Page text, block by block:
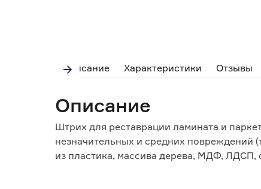
Описание Характеристики Отзывы
Описание
Штрих для реставрации ламината и
незначительных и средних повреждений
из пластика, массива дерева, МДФ,